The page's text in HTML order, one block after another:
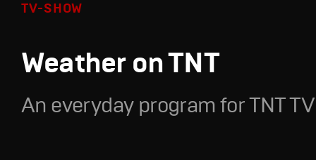
TV-SHOW
Weather on TNT
An everyday program for TNT